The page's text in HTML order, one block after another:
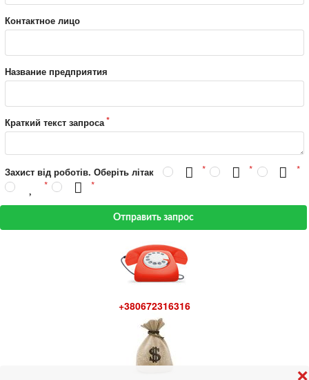
❌
Контактное лицо
Название предприятия
Краткий текст запроса
Захист від роботів. Оберіть літак
Отправить запрос
+380672316316